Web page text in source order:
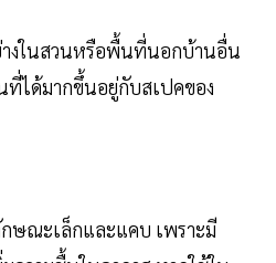
างในสวนหรือพื้นที่นอกบ้านอื่น
ได้มากขึ้นอยู่กับสเปคของ
ษณะเล็กและแคบ เพราะมี